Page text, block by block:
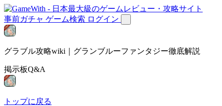
事前ガチャ ゲーム検索 ログイン
グラブル攻略wiki｜グランブルーファンタジー徹底解説
掲示板Q&A
トップに戻る